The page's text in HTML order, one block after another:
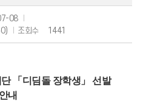
08
조회수 1441
「디딤돌 장학생」 선발
안내